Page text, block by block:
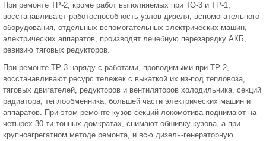
При ремонте ТР-2, кроме работ выполняемых при ТО-3 и ТР-1,
восстанавливают работоспособность узлов дизеля, вспомогательного
оборудования, отдельных вспомогательных электрических машин,
электрических аппаратов, производят лечебную перезарядку АКБ,
ревизию тяговых редукторов.
При ремонте ТР-3 наряду с работами, проводимыми при ТР-2,
восстанавливают ресурс тележек с выкаткой их из-под тепловоза,
тяговых двигателей, редукторов и вентиляторов холодильника, секций
радиатора, теплообменника, большей части электрических машин и
аппаратов. При этом ремонте кузов секций локомотива поднимают на
четырех 30-ти тонных домкратах, снимают обшивку кузова, а при
крупноагрегатном методе ремонта, и всю дизель-генераторную